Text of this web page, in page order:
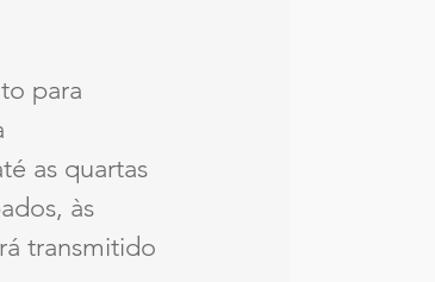
para
as quartas
às
transmitido